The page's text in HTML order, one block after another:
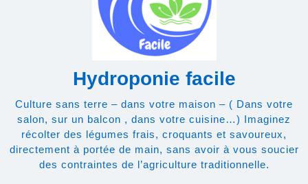
Hydroponie facile
Culture sans terre – dans votre maison – ( Dans votre
salon, sur un balcon , dans votre cuisine…) Imaginez
récolter des légumes frais, croquants et savoureux,
directement à portée de main, sans avoir à vous soucier
des contraintes de l’agriculture traditionnelle.